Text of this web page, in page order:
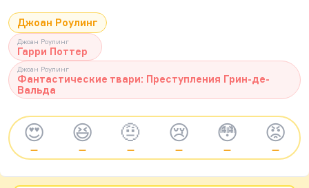
Джоан Роулинг
Джоан Роулинг
Гарри Поттер
Джоан Роулинг
Фантастические твари: Преступления Грин-де-
Вальда
😍
—
😆
—
🤨
—
😢
—
😳
—
😡
—